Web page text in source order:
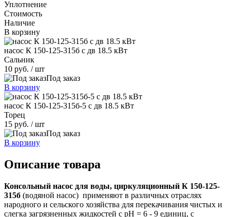
Уплотнение
Стоимость
Наличие
В корзину
насос К 150-125-315б с дв 18.5 кВт
Сальник
10 руб. / шт
Под заказ
В корзину
насос К 150-125-315б-5 с дв 18.5 кВт
Торец
15 руб. / шт
Под заказ
В корзину
Описание товара
Консольный насос для воды, циркуляционный К 150-125-
315б (водяной насос) применяют в различных отраслях
народного и сельского хозяйства для перекачивания чистых и
слегка загрязненных жидкостей с рН = 6 - 9 единиц, с